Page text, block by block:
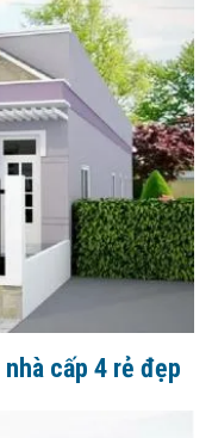
cấp 4 rẻ đẹp